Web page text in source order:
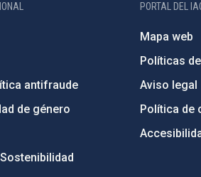
antifraude
de género
PORTAL DEL
Mapa web
Políticas
Aviso legal
Política de